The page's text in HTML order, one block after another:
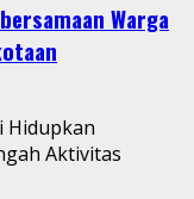
Warga
Hidupkan
Aktivitas